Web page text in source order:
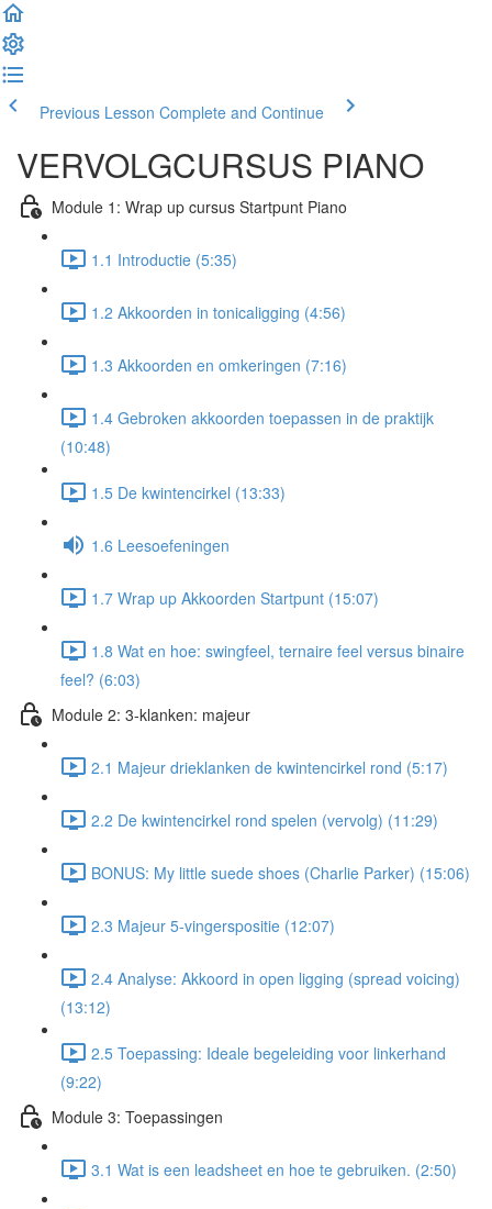
Previous Lesson Complete and Continue
VERVOLGCURSUS PIANO
Module 1: Wrap up cursus Startpunt Piano
1.1 Introductie (5:35)
1.2 Akkoorden in tonicaligging (4:56)
1.3 Akkoorden en omkeringen (7:16)
1.4 Gebroken akkoorden toepassen in de praktijk
(10:48)
1.5 De kwintencirkel (13:33)
1.6 Leesoefeningen
1.7 Wrap up Akkoorden Startpunt (15:07)
1.8 Wat en hoe: swingfeel, ternaire feel versus binaire
feel? (6:03)
Module 2: 3-klanken: majeur
2.1 Majeur drieklanken de kwintencirkel rond (5:17)
2.2 De kwintencirkel rond spelen (vervolg) (11:29)
BONUS: My little suede shoes (Charlie Parker) (15:06)
2.3 Majeur 5-vingerspositie (12:07)
2.4 Analyse: Akkoord in open ligging (spread voicing)
(13:12)
2.5 Toepassing: Ideale begeleiding voor linkerhand
(9:22)
Module 3: Toepassingen
3.1 Wat is een leadsheet en hoe te gebruiken. (2:50)